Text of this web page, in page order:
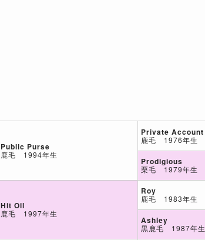
Public Purse
鹿毛 1994年生
Hit Oil
鹿毛 1997年生
Private Account
鹿毛 1976年生
Prodigious
栗毛 1979年生
Roy
鹿毛 1983年生
Ashley
黒鹿毛 1987年生